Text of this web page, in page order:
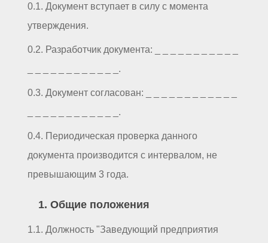
0.1. Документ вступает в силу с момента
утверждения.
0.2. Разработчик документа: _ _ _ _ _ _ _ _ _ _ _
_ _ _ _ _ _ _ _ _ _ _ _.
0.3. Документ согласован: _ _ _ _ _ _ _ _ _ _ _ _
_ _ _ _ _ _ _ _ _ _ _ _.
0.4. Периодическая проверка данного
документа производится с интервалом, не
превышающим 3 года.
1. Общие положения
1.1. Должность "Заведующий предприятия